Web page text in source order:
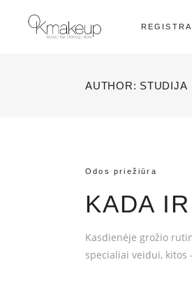
AUTHOR: STUDIJA
Odos priežiūra
KADA
Kasdienėje grožio
specialiai veidui, kitos